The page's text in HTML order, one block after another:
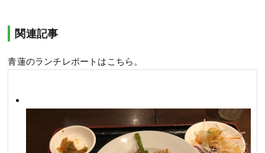
関連記事
青蓮のランチレポートはこちら。